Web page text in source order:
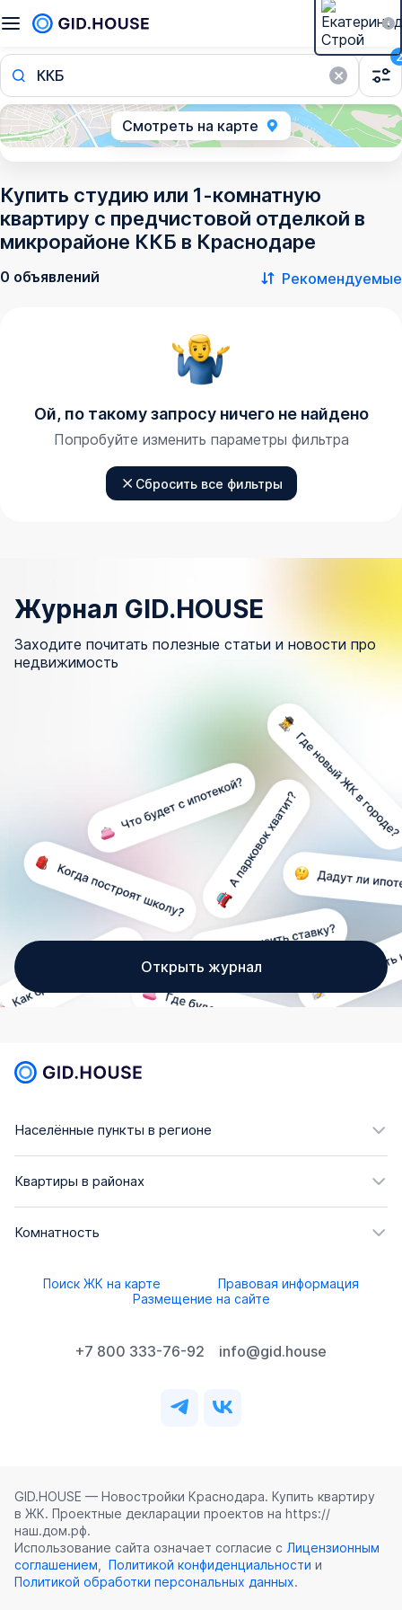
ККБ
2
Смотреть на карте
Купить студию или 1-комнатную
квартиру с предчистовой отделкой в
микрорайоне ККБ в Краснодаре
0 объявлений Рекомендуемые
Ой, по такому запросу ничего не найдено
Попробуйте изменить параметры фильтра
Сбросить все фильтры
Журнал GID.HOUSE
Заходите почитать полезные статьи и новости про
недвижимость
Открыть журнал
Населённые пункты в регионе
Квартиры в районах
Комнатность
Поиск ЖК на карте
Правовая информация
Размещение на сайте
+7 800 333-76-92 info@gid.house
GID.HOUSE — Новостройки Краснодара. Купить квартиру
в ЖК. Проектные декларации проектов на https://
наш.дом.рф.
Использование сайта означает согласие с Лицензионным
соглашением
Политикой конфиденциальности и
Политикой обработки персональных данных.